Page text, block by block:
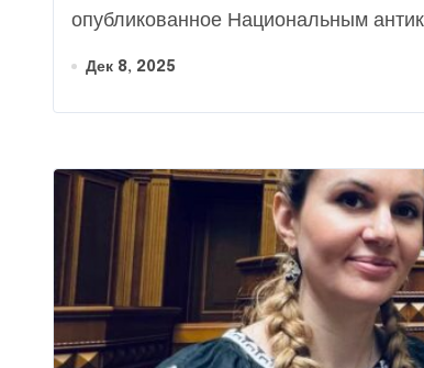
опубликованное Национальным
Дек 8, 2025